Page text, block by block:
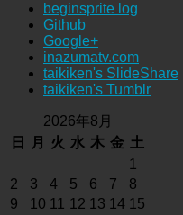
beginsprite log
Github
Google+
inazumatv.com
taikiken's SlideShare
taikiken's Tumblr
2026年8月
日
月 火 水 木 金 土
1
2
3 4 5 6 7
8
9
10 11 12 13 14 15